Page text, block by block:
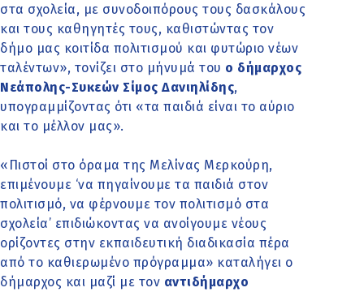
στα σχολεία, με συνοδοιπόρους τους δασκάλους
και τους καθηγητές τους, καθιστώντας τον
δήμο μας κοιτίδα πολιτισμού και φυτώριο νέων
ταλέντων», τονίζει στο μήνυμά του ο δήμαρχος
Νεάπολης-Συκεών Σίμος Δανιηλίδης,
υπογραμμίζοντας ότι «τα παιδιά είναι το αύριο
και το μέλλον μας».
«Πιστοί στο όραμα της Μελίνας Μερκούρη,
επιμένουμε ‘να πηγαίνουμε τα παιδιά στον
πολιτισμό, να φέρνουμε τον πολιτισμό στα
σχολεία’ επιδιώκοντας να ανοίγουμε νέους
ορίζοντες στην εκπαιδευτική διαδικασία πέρα
από το καθιερωμένο πρόγραμμα» καταλήγει ο
δήμαρχος και μαζί με τον αντιδήμαρχο